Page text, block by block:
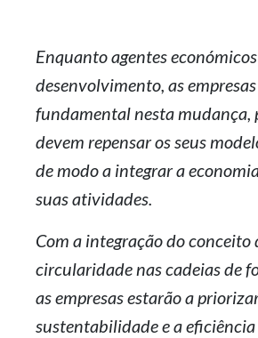
Enquanto agentes
desenvolvimento, as
fundamental nesta mudança,
devem repensar os seus
de modo a integrar a
suas atividades.
Com a integração do conceito
circularidade nas cadeias de
as empresas estarão a
sustentabilidade e a eficiência